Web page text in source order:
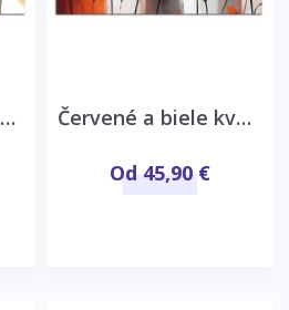
Zlaté kvety abstrakcia Červené a biele kvety
Od 45,90 €